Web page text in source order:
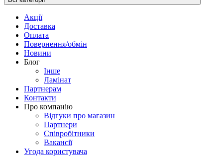
Акції
Доставка
Оплата
Повернення/обмін
Новини
Блог
Iнше
Ламінат
Партнерам
Контакти
Про компанію
Відгуки про магазин
Партнери
Співробітники
Вакансії
Угода користувача